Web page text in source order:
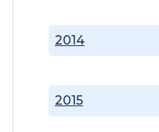
2014
2015